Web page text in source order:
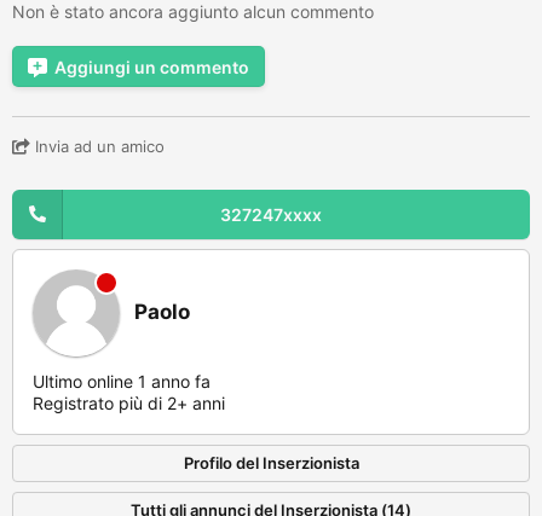
Non è stato ancora aggiunto alcun commento
Aggiungi un commento
Invia ad un amico
327247xxxx
Paolo
Ultimo online 1 anno fa
Registrato più di 2+ anni
Profilo del Inserzionista
Tutti gli annunci del Inserzionista (14)